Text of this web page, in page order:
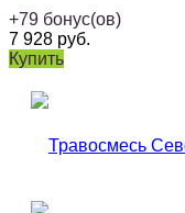
+79 бонус(ов)
7 928 руб.
Купить